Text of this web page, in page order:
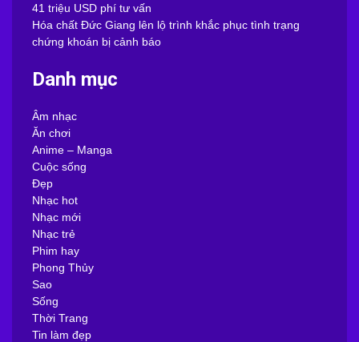
41 triệu USD phí tư vấn
Hóa chất Đức Giang lên lộ trình khắc phục tình trạng
chứng khoán bị cảnh báo
Danh mục
Âm nhạc
Ăn chơi
Anime – Manga
Cuộc sống
Đẹp
Nhạc hot
Nhạc mới
Nhạc trẻ
Phim hay
Phong Thủy
Sao
Sống
Thời Trang
Tin làm đẹp